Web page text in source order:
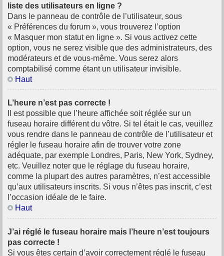
liste des utilisateurs en ligne ?
Dans le panneau de contrôle de l’utilisateur, sous
« Préférences du forum », vous trouverez l’option
« Masquer mon statut en ligne ». Si vous activez cette
option, vous ne serez visible que des administrateurs, des
modérateurs et de vous-même. Vous serez alors
comptabilisé comme étant un utilisateur invisible.
Haut
L’heure n’est pas correcte !
Il est possible que l’heure affichée soit réglée sur un
fuseau horaire différent du vôtre. Si tel était le cas, veuillez
vous rendre dans le panneau de contrôle de l’utilisateur et
régler le fuseau horaire afin de trouver votre zone
adéquate, par exemple Londres, Paris, New York, Sydney,
etc. Veuillez noter que le réglage du fuseau horaire,
comme la plupart des autres paramètres, n’est accessible
qu’aux utilisateurs inscrits. Si vous n’êtes pas inscrit, c’est
l’occasion idéale de le faire.
Haut
J’ai réglé le fuseau horaire mais l’heure n’est toujours
pas correcte !
Si vous êtes certain d’avoir correctement réglé le fuseau